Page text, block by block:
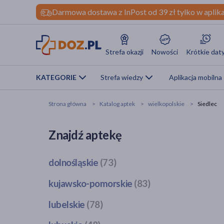
Darmowa dostawa z InPost od 39 zł tylko w
Strefa okazji Nowości Krótkie
KATEGORIE Strefa wiedzy Aplikacja mobilna
Strona główna Katalog aptek wielkopolskie Siedlec
Znajdź aptekę
dolnośląskie (73)
Bogatynia(1)
Głogów (3)
kujawsko-pomorskie (83)
Bobrowo(1)
lubelskie (78)